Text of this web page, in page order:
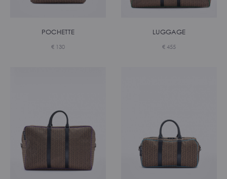
POCHETTE
€ 130
LUGGAGE
€ 455